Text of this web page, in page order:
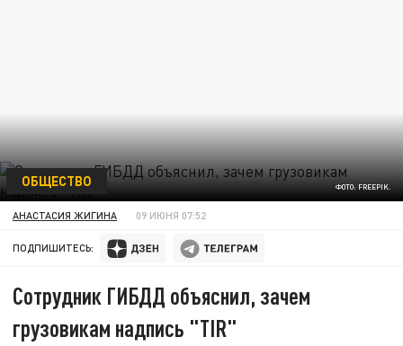
ФОТО: FREEPIK.
ОБЩЕСТВО
АНАСТАСИЯ ЖИГИНА 09 ИЮНЯ 07:52
ПОДПИШИТЕСЬ:
Сотрудник ГИБДД объяснил, зачем
грузовикам надпись "TIR"